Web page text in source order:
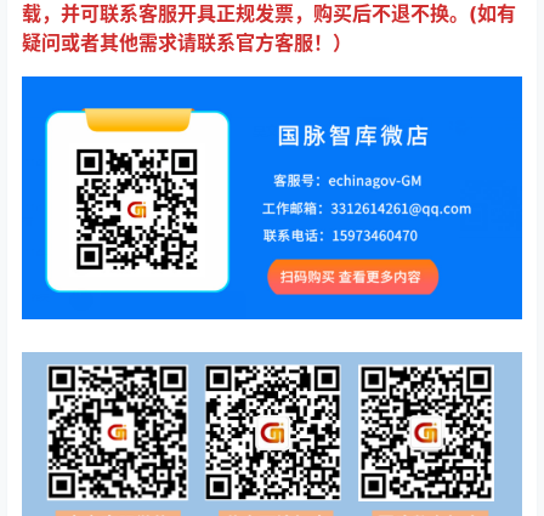
载，并可联系客服开具正规发票，购买后不退不换。(如有
疑问或者其他需求请联系官方客服！）